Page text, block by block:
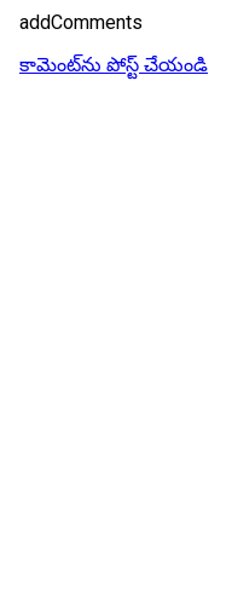
addComments
కామెంట్‌ను పోస్ట్ చేయండి